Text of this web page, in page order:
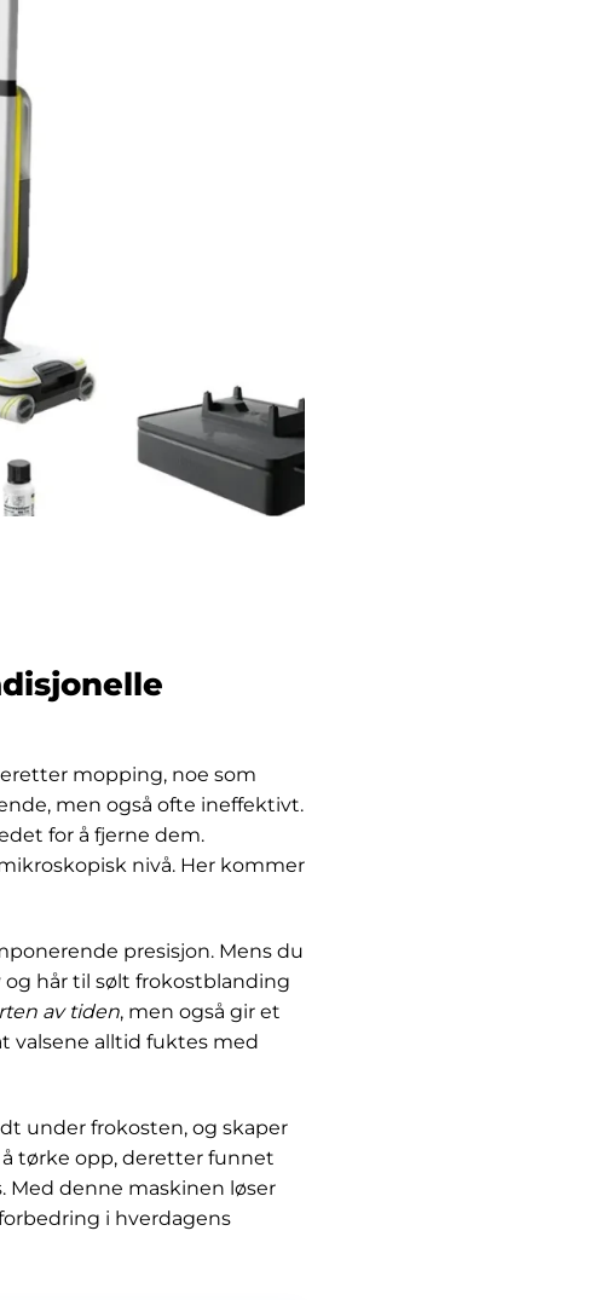
mopping, noe som
men også ofte ineffektivt.
for å fjerne dem.
nivå. Her kommer
presisjon. Mens du
og hår til sølt frokostblanding
av tiden, men også gir et
valsene alltid fuktes med
under frokosten, og skaper
tørke opp, deretter funnet
denne maskinen løser
i hverdagens